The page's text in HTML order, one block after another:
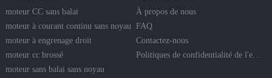
moteur CC sans balai
moteur à courant continu sans noyau
moteur à engrenage droit
moteur cc brossé
moteur sans balai sans noyau
À propos de nous
FAQ
Contactez-nous
Politiques de confidentialité de l'entreprise